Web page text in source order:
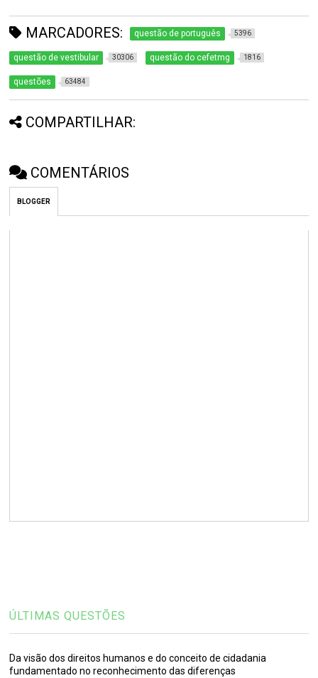
MARCADORES: questão de português 5396
questão de vestibular 30306 questão do cefetmg 1816
questões 63484
COMPARTILHAR:
COMENTÁRIOS
BLOGGER
ÚLTIMAS QUESTÕES
Da visão dos direitos humanos e do conceito de cidadania
fundamentado no reconhecimento das diferenças